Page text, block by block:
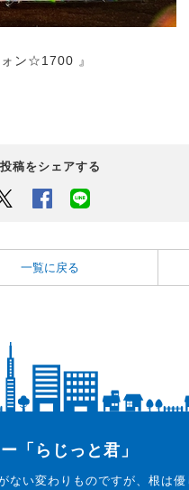
ン☆1700 』
投稿をシェアする
Twitter Facebook
一覧に戻る
「らじっと君」
ない変わりものですが、根は